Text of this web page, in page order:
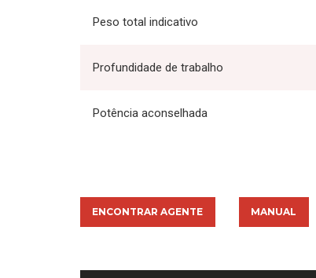
Peso total indicativo
Profundidade de trabalho
Potência aconselhada
ENCONTRAR AGENTE MANUAL